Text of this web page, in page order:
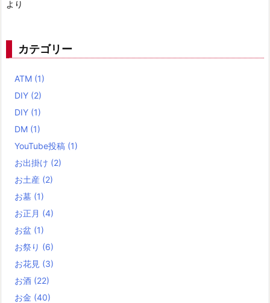
より
カテゴリー
ATM (1)
DIY (2)
DIY (1)
DM (1)
YouTube投稿 (1)
お出掛け (2)
お土産 (2)
お墓 (1)
お正月 (4)
お盆 (1)
お祭り (6)
お花見 (3)
お酒 (22)
お金 (40)